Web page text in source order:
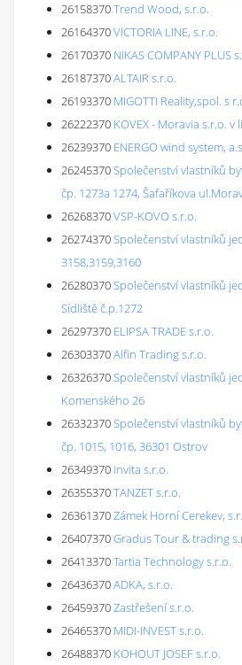
26158370Trend Wood, s.r.o.
26164370VICTORIA LINE, s.r.o.
26170370 NIKAS COMPANY PLUS
26187370ALTAIR s.r.o.
26193370 MIGOTTI Reality,spol. s
26222370 KOVEX - Moravia s.r.o. v
26239370 ENERGO wind system,
26245370Společenství vlastníků
čp. 1273a 1274, Šafaříkova
26268370VSP-KOVO s.r.o.
26274370Společenství vlastníků
3158,3159,3160
26280370Společenství vlastníků
Sídliště č.p.1272
26297370 ELIPSA TRADE s.r.o.
26303370Alfin Trading s.r.o.
26326370Společenství vlastníků
Komenského 26
26332370Společenství vlastníků
čp. 1015, 1016, 36301 Ostrov
26349370 invita s.r.o.
26355370TANZET s.r.o.
26361370Zámek Horní Cerekev,
26407370Gradus Tour & trading
26413370Tartia Technology s.r.o.
26436370ADKA, s.r.o.
26459370Zastřešení s.r.o.
26465370 MIDI-INVEST s.r.o.
26488370 KOHOUT JOSEF s.r.o.